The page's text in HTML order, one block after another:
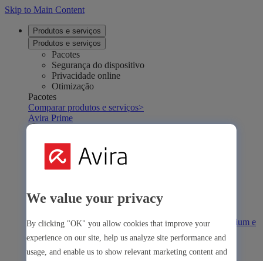
Skip to Main Content
Produtos e serviços
Produtos e serviços
Pacotes
Segurança do dispositivo
Privacidade online
Otimização
Pacotes
Comparar produtos e serviços>
Avira Prime
Avira Prime
Nossa solução abrangente com muitas ferramentas premium e
aplicativos
Avira Internet Security
We value your privacy
By clicking "OK" you allow cookies that improve your
experience on our site, help us analyze site performance and
usage, and enable us to show relevant marketing content and